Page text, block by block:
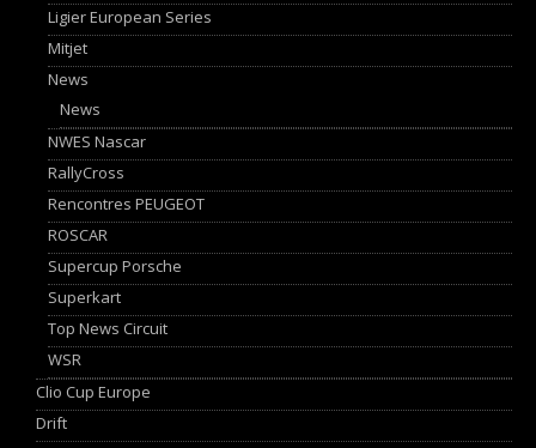
Ligier European Series
Mitjet
News
News
NWES Nascar
RallyCross
Rencontres PEUGEOT
ROSCAR
Supercup Porsche
Superkart
Top News Circuit
WSR
Clio Cup Europe
Drift